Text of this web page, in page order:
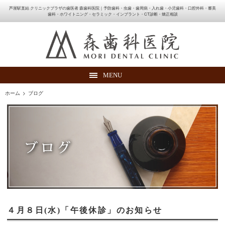
芦屋駅直結 クリニックプラザの歯医者 森歯科医院｜予防歯科・虫歯・歯周病・入れ歯・小児歯科・口腔外科・審美
歯科・ホワイトニング・セラミック・インプラント・CT診断・矯正相談
MENU
ホーム > ブログ
４月８日(水)「午後休診」のお知らせ